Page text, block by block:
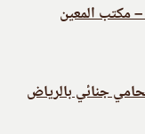
مكتب المعين
جنائي بالرياض